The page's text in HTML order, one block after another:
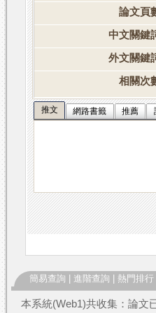
論文頁
中文關鍵
外文關鍵
相關次
推文 網路書籤 推薦
簡易查詢 進階查詢 熱門排行
本系統(Web1)共收集：論文